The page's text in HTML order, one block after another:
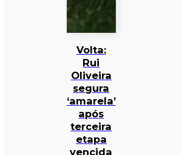
Volta:
Rui
Oliveira
segura
‘amarela’
após
terceira
etapa
vencida